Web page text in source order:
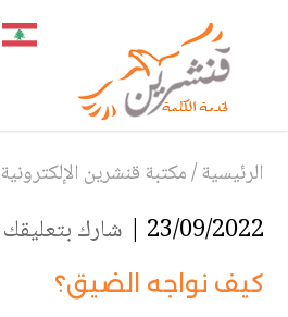
الرئيسية/مكتبة قنشرين الإلكترونية
23/09/2022 | شارك بتعليقك
كيف نواجه الضيق؟